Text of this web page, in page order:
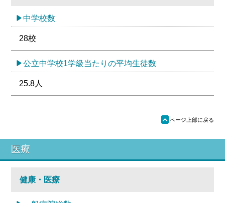
中学校数
28校
公立中学校1学級当たりの平均生徒数
25.8人
ü ページ上部に戻る
医療
健康・医療